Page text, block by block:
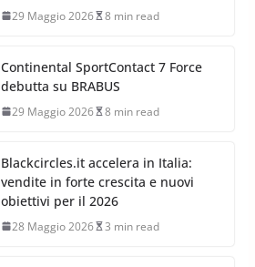
29 Maggio 2026 8 min read
Continental SportContact 7 Force
debutta su BRABUS
29 Maggio 2026 8 min read
Blackcircles.it accelera in Italia:
vendite in forte crescita e nuovi
obiettivi per il 2026
28 Maggio 2026 3 min read